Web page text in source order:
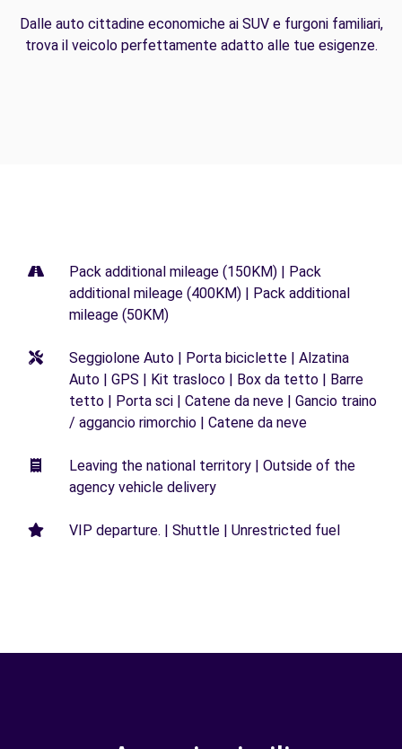
Dalle auto cittadine economiche ai SUV e furgoni familiari,
trova il veicolo perfettamente adatto alle tue esigenze.
Pack additional mileage (150KM) | Pack
additional mileage (400KM) | Pack additional
mileage (50KM)
Seggiolone Auto | Porta biciclette | Alzatina
Auto | GPS | Kit trasloco | Box da tetto | Barre
tetto | Porta sci | Catene da neve | Gancio traino
/ aggancio rimorchio | Catene da neve
Leaving the national territory | Outside of the
agency vehicle delivery
VIP departure. | Shuttle | Unrestricted fuel